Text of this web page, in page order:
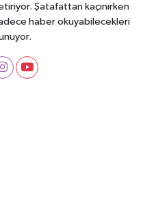
Şatafattan kaçınırken
haber okuyabilecekleri